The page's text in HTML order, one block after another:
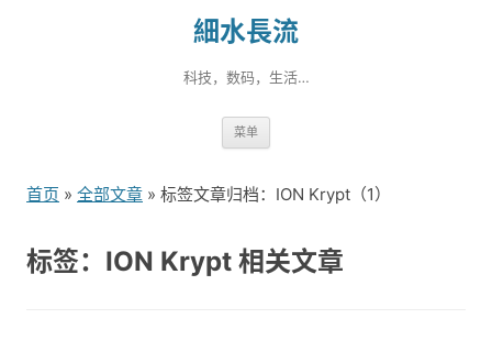
細水長流
科技，数码，生活…
菜单
到
首页 » 全部文章 » 标签文章归档：ION Krypt（1）
标签：ION Krypt 相关文章